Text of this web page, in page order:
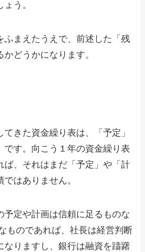
う。
ふまえたうえで、前述した「残
どうかになります。
てきた資金繰り表は、「予定」
です。向こう１年の資金繰り表
ば、それはまだ「予定」や「計
はありません。
予定や計画は信頼に足るものな
ものであれば、社長は経営判断
なりますし、銀行は融資を躊躇